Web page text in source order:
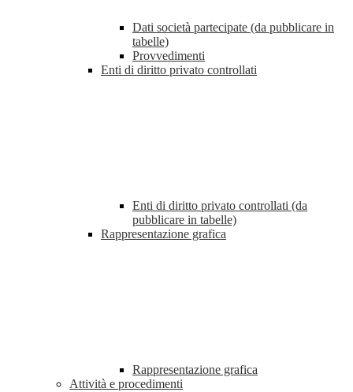
Dati società partecipate (da pubblicare in
tabelle)
Provvedimenti
Enti di diritto privato controllati
Enti di diritto privato controllati (da
pubblicare in tabelle)
Rappresentazione grafica
Rappresentazione grafica
Attività e procedimenti